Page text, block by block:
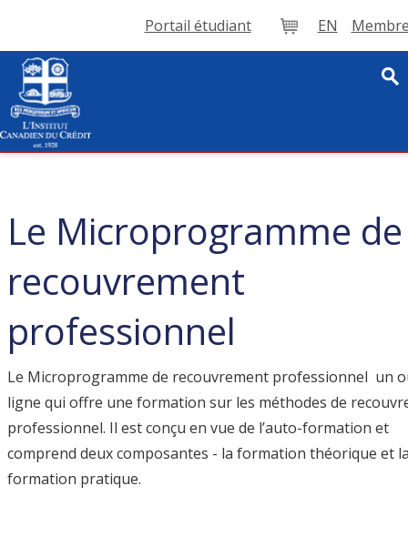
Portail étudiant Panier
EN
Le Microprogramme de
recouvrement
professionnel
Le Microprogramme de recouvrement professionnel un
ligne qui offre une formation sur les méthodes de
professionnel. Il est conçu en vue de l’auto-formation et
comprend deux composantes - la formation théorique et
formation pratique.